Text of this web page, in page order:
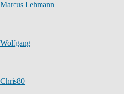
Marcus Lehmann
Wolfgang
Chris80